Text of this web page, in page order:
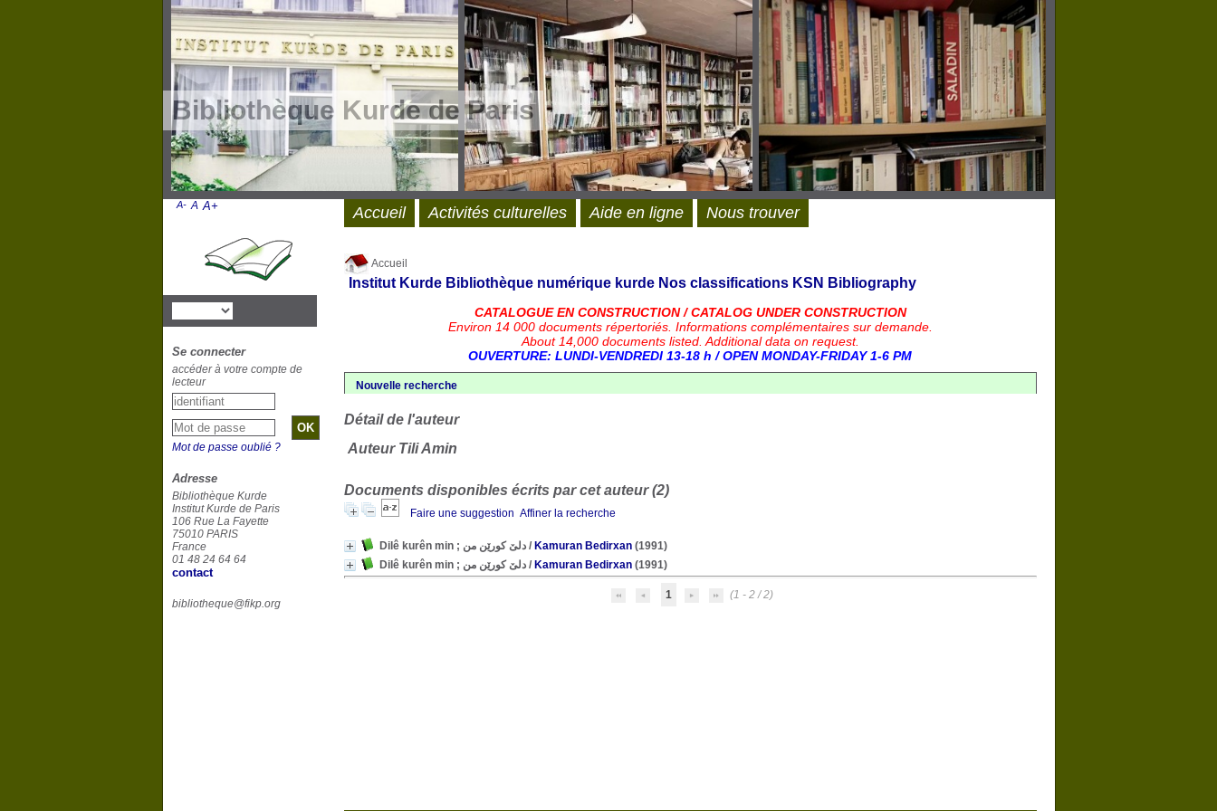
Bibliothèque Kurde de Paris
Accueil
Institut Kurde Bibliothèque numérique kurde Nos classifications KSN Bibliography
CATALOGUE EN CONSTRUCTION / CATALOG UNDER CONSTRUCTION
Environ 14 000 documents répertoriés. Informations complémentaires sur demande.
About 14,000 documents listed. Additional data on request.
OUVERTURE: LUNDI-VENDREDI 13-18 h / OPEN MONDAY-FRIDAY 1-6 PM
Nouvelle recherche
Détail de l'auteur
Auteur Tili Amin
Documents disponibles écrits par cet auteur (2)
Faire une suggestion Affiner la recherche
Dilê kurên min ; دلێ كورێن من/ Kamuran Bedirxan(1991)
Dilê kurên min ; دلێ كورێن من/ Kamuran Bedirxan(1991)
1 (1 - 2 / 2)
Accueil Activités culturelles Aide en ligne Nous trouver
A- A A+
Se connecter
accéder à votre compte de
lecteur
Mot de passe oublié ?
Adresse
Bibliothèque Kurde
Institut Kurde de Paris
106 Rue La Fayette
75010 PARIS
France
01 48 24 64 64
contact
bibliotheque@fikp.org